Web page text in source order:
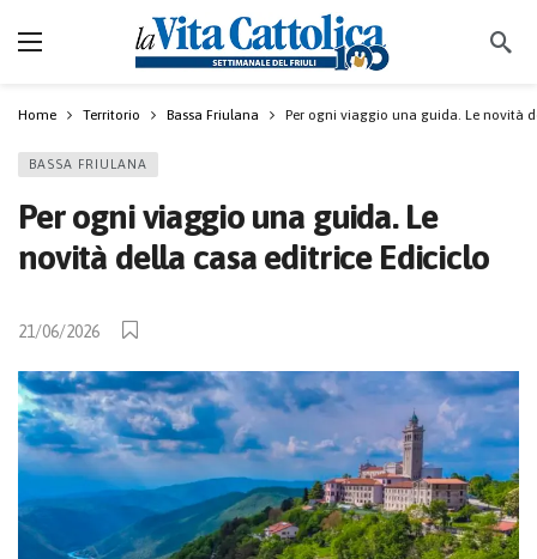
Home Territorio Bassa Friulana Per ogni viaggio una guida. Le novità
BASSA FRIULANA
Per ogni viaggio una guida. Le
novità della casa editrice Ediciclo
21/06/2026